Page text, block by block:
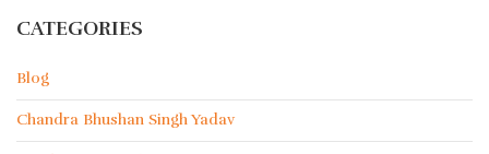
CATEGORIES
Blog
Chandra Bhushan Singh Yadav